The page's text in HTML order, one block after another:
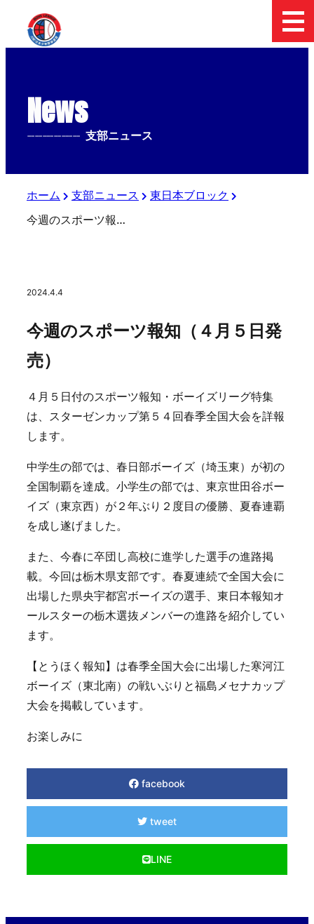
News
-------------- 支部ニュース
ホーム 支部ニュース
東日本ブロック
今週のスポーツ報知（４月５日発売）
2024.4.4
今週のスポーツ報知（４月５日発
売）
４月５日付のスポーツ報知・ボーイズリーグ特集
は、スターゼンカップ第５４回春季全国大会を詳報
します。
中学生の部では、春日部ボーイズ（埼玉東）が初の
全国制覇を達成。小学生の部では、東京世田谷ボー
イズ（東京西）が２年ぶり２度目の優勝、夏春連覇
を成し遂げました。
また、今春に卒団し高校に進学した選手の進路掲
載。今回は栃木県支部です。春夏連続で全国大会に
出場した県央宇都宮ボーイズの選手、東日本報知オ
ールスターの栃木選抜メンバーの進路を紹介してい
ます。
【とうほく報知】は春季全国大会に出場した寒河江
ボーイズ（東北南）の戦いぶりと福島メセナカップ
大会を掲載しています。
お楽しみに
facebook
tweet
LINE